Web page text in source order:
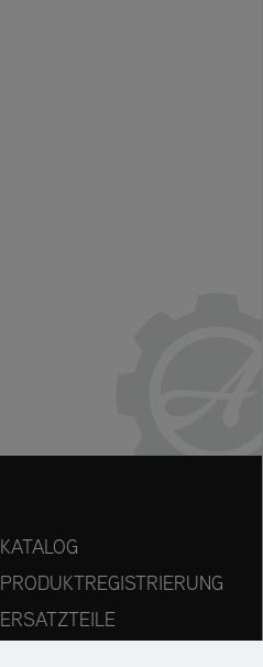
KATALOG
PRODUKTREGISTRIERUNG
ERSATZTEILE